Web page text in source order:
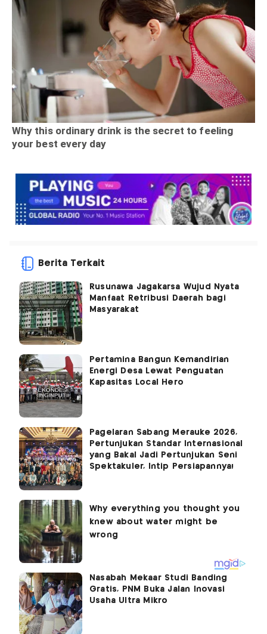
Berita Terkait
Rusunawa Jagakarsa Wujud Nyata
Manfaat Retribusi Daerah bagi
Masyarakat
Pertamina Bangun Kemandirian
Energi Desa Lewat Penguatan
Kapasitas Local Hero
Pagelaran Sabang Merauke 2026,
Pertunjukan Standar Internasional
yang Bakal Jadi Pertunjukan Seni
Spektakuler, Intip Persiapannya!
Nasabah Mekaar Studi Banding
Gratis, PNM Buka Jalan Inovasi
Usaha Ultra Mikro